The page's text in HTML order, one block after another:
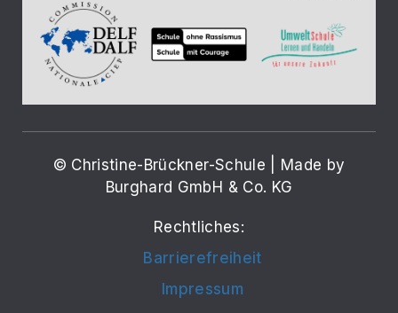
© Christine-Brückner-Schule | Made by
Burghard GmbH & Co. KG
Rechtliches:
Barrierefreiheit
Impressum